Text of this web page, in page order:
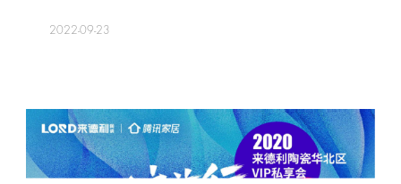
2022-09-23